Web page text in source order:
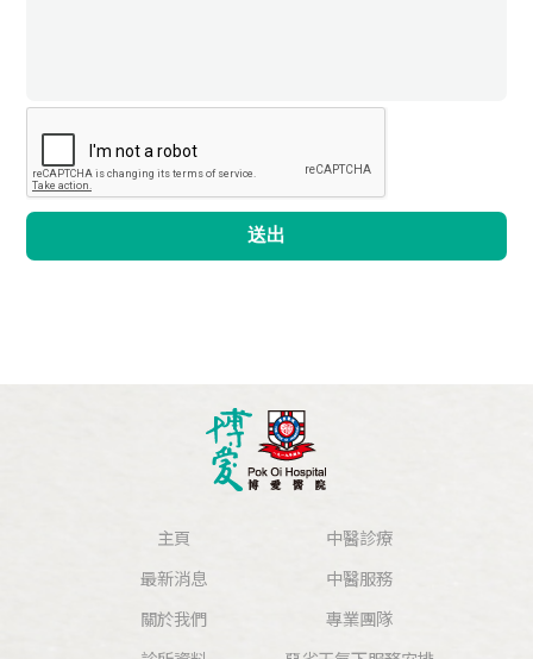
送出
主頁
最新消息
關於我們
中醫診療
中醫服務
專業團隊